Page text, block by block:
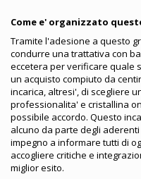
Come e' organizzato
Tramite l'adesione a questo
condurre una trattativa con
eccetera per verificare quale
un acquisto compiuto da
incarica, altresi', di scegliere
professionalita' e cristallina
possibile accordo. Questo
alcuno da parte degli
impegno a informare tutti di
accogliere critiche e
miglior esito.